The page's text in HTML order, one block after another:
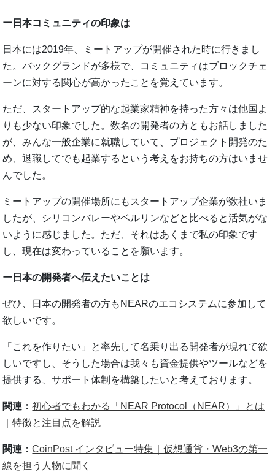
ー日本コミュニティの印象は
日本には2019年、ミートアップが開催された時に行きまし
た。バックグランドが多様で、コミュニティはブロックチェ
ーンに対する関心が高かったことを覚えています。
ただ、スタートアップ的な起業家精神を持った方々は他国よ
りも少ない印象でした。数名の開発者の方ともお話しました
が、みんな一般企業に就職していて、プロジェクト開発のた
め、退職してでも起業するという考えをお持ちの方はいませ
んでした。
ミートアップの開催場所にもスタートアップ企業が数社いま
したが、シリコンバレーやベルリンなどと比べると活気がな
いように感じました。ただ、それはあくまで私の印象です
し、現在は変わっていることを願います。
ー日本の開発者へ伝えたいことは
ぜひ、日本の開発者の方もNEARのエコシステムに参加して
欲しいです。
「これを作りたい」と率先して名乗り出る開発者が現れて欲
しいですし、そうした場合は我々も資金提供やツールなどを
提供する、サポート体制を構築したいと考えております。
関連：初心者でもわかる「NEAR Protocol（NEAR）」とは
｜特徴と注目点を解説
関連：CoinPost インタビュー特集｜仮想通貨・Web3の第一
線を担う人物に聞く